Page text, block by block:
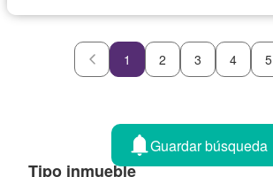
1 2 3 4 5
Tipo inmueble
Guardar búsqueda